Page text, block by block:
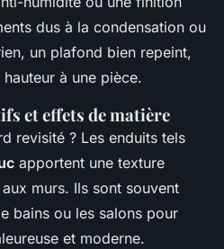
dus à la condensation ou
un plafond bien repeint,
à une pièce.
et effets de matière
revisité ? Les enduits tels
apportent une texture
murs. Ils sont souvent
bains ou les salons pour
et moderne.